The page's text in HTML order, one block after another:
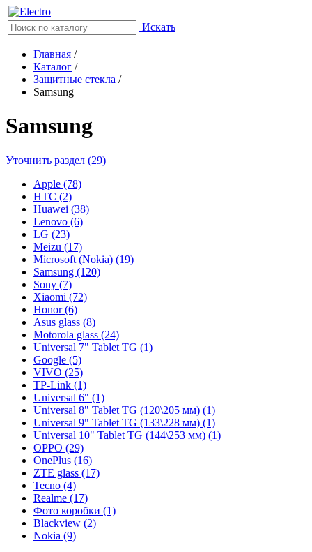
Искать
Главная /
Каталог /
Защитные стекла /
Samsung
Samsung
Уточнить раздел (29)
Apple (78)
HTC (2)
Huawei (38)
Lenovo (6)
LG (23)
Meizu (17)
Microsoft (Nokia) (19)
Samsung (120)
Sony (7)
Xiaomi (72)
Honor (6)
Asus glass (8)
Motorola glass (24)
Universal 7" Tablet TG (1)
Google (5)
VIVO (25)
TP-Link (1)
Universal 6" (1)
Universal 8" Tablet TG (120\205 мм) (1)
Universal 9" Tablet TG (133\228 мм) (1)
Universal 10" Tablet TG (144\253 мм) (1)
OPPO (29)
OnePlus (16)
ZTE glass (17)
Tecno (4)
Realme (17)
Фото коробки (1)
Blackview (2)
Nokia (9)